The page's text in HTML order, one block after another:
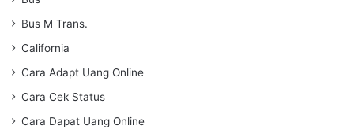
Bus M Trans.
California
Cara Adapt Uang Online
Cara Cek Status
Cara Dapat Uang Online